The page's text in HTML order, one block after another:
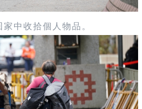
中收拾個人物品。